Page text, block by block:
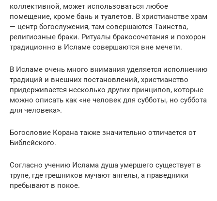
коллективной, может использоваться любое
помещение, кроме бань и туалетов. В христианстве храм
— центр богослужения, там совершаются Таинства,
религиозные браки. Ритуалы бракосочетания и похорон
традиционно в Исламе совершаются вне мечети.
В Исламе очень много внимания уделяется исполнению
традиций и внешних постановлений, христианство
придерживается несколько других принципов, которые
можно описать как «не человек для субботы, но суббота
для человека».
Богословие Корана также значительно отличается от
Библейского.
Согласно учению Ислама душа умершего существует в
трупе, где грешников мучают ангелы, а праведники
пребывают в покое.